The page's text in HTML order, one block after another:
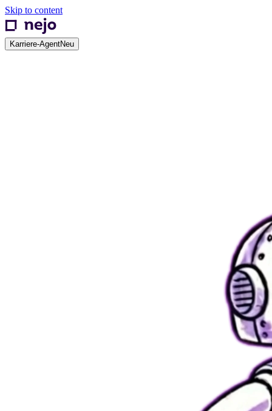
Skip to content
Karriere-AgentNeu